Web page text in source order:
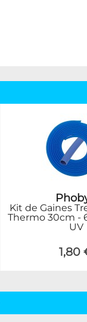
Kit de Gaines
Thermo 30cm -
UV
1,80